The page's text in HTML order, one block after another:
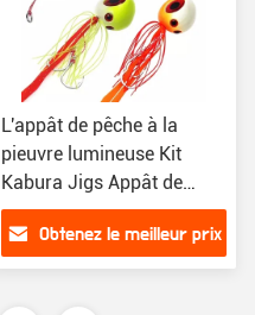
L'appât de pêche à la
pieuvre lumineuse Kit
Kabura Jigs Appât de
pêche à l'eau salée
Obtenez le meilleur prix